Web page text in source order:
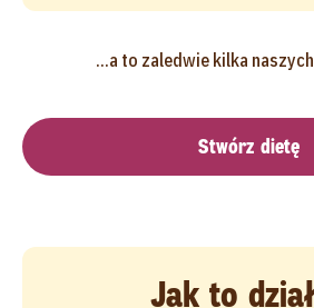
...a to zaledwie kilka
Stwórz dietę
Jak to